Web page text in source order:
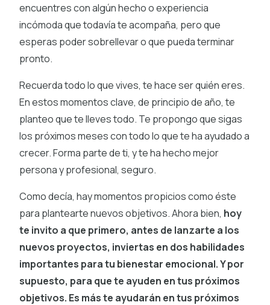
encuentres con algún hecho o experiencia
incómoda que todavía te acompaña, pero que
esperas poder sobrellevar o que pueda terminar
pronto.
Recuerda todo lo que vives, te hace ser quién eres.
En estos momentos clave, de principio de año, te
planteo que te lleves todo. Te propongo que sigas
los próximos meses con todo lo que te ha ayudado a
crecer. Forma parte de ti, y te ha hecho mejor
persona y profesional, seguro.
Como decía, hay momentos propicios como éste
para plantearte nuevos objetivos. Ahora bien, hoy
te invito a que primero, antes de lanzarte a los
nuevos proyectos, inviertas en dos habilidades
importantes para tu bienestar emocional. Y por
supuesto, para que te ayuden en tus próximos
objetivos. Es más te ayudarán en tus próximos